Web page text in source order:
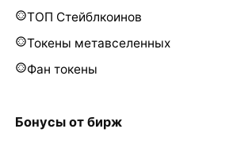
ТОП Стейблкоинов
Токены метавселенных
Фан токены
Бонусы от бирж